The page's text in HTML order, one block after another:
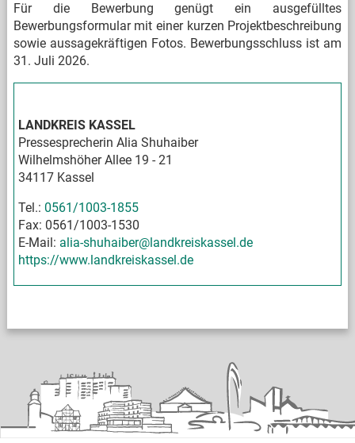
Für die Bewerbung genügt ein ausgefülltes
Bewerbungsformular mit einer kurzen Projektbeschreibung
sowie aussagekräftigen Fotos. Bewerbungsschluss ist am
31. Juli 2026.
LANDKREIS KASSEL
Pressesprecherin Alia Shuhaiber
Wilhelmshöher Allee 19 - 21
34117 Kassel
Tel.: 0561/1003-1855
Fax: 0561/1003-1530
E-Mail: alia-shuhaiber@landkreiskassel.de
https://www.landkreiskassel.de